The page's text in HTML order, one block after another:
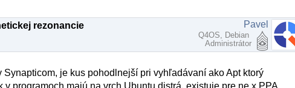
rezonancie Pavel
Q4OS, Debian
Administrátor
je kus pohodlnejší pri vyhľadávaní ako Apt ktorý
programoch majú na vrch Ubuntu distrá, existuje pre ne x PPA